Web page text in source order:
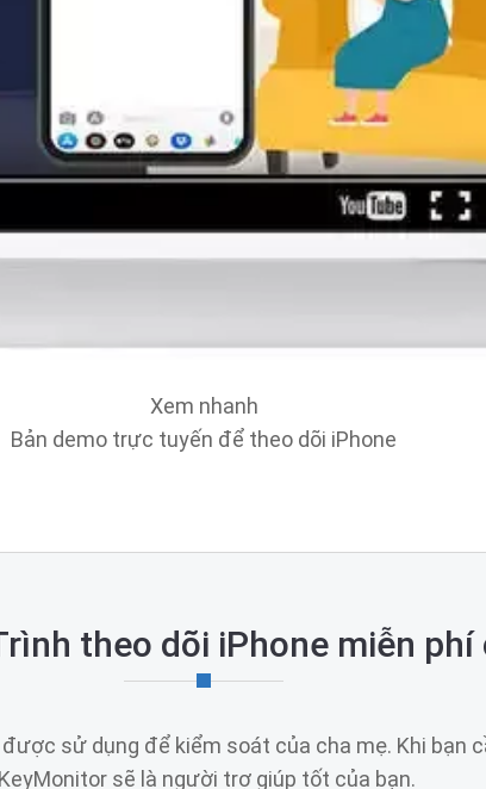
Xem nhanh
Bản demo trực tuyến để theo dõi iPhone
theo dõi iPhone miễn
sử dụng để kiểm soát của cha mẹ. Khi bạn
sẽ là người trợ giúp tốt của bạn.